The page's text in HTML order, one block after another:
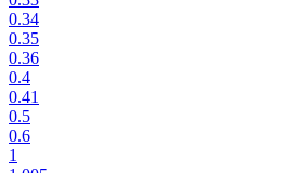
0.34
0.35
0.36
0.4
0.41
0.5
0.6
1